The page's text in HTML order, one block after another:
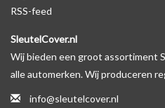
Geschikt voor o.a. de volgende
* Afhankelijk van het bouwjaar
* Controleer
altijd alsnog eerst uw
RSS-feed
SleutelCover.nl
Wij bieden een groot assortiment
alle automerken. Wij produceren
info@sleutelcover.nl